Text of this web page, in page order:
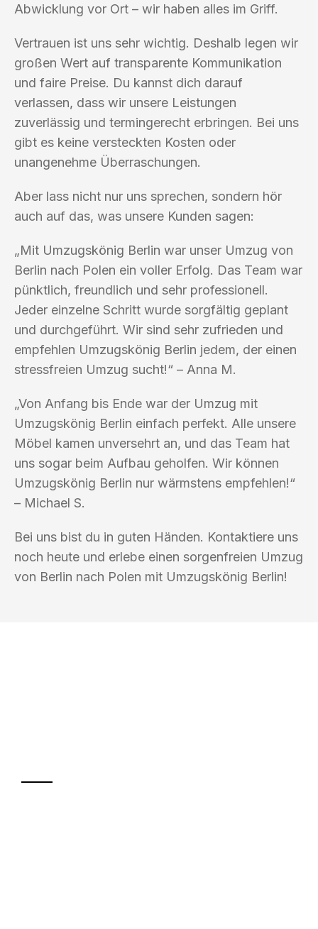
Abwicklung vor Ort – wir haben alles im Griff.
Vertrauen ist uns sehr wichtig. Deshalb legen wir
großen Wert auf transparente Kommunikation
und faire Preise. Du kannst dich darauf
verlassen, dass wir unsere Leistungen
zuverlässig und termingerecht erbringen. Bei uns
gibt es keine versteckten Kosten oder
unangenehme Überraschungen.
Aber lass nicht nur uns sprechen, sondern hör
auch auf das, was unsere Kunden sagen:
„Mit Umzugskönig Berlin war unser Umzug von
Berlin nach Polen ein voller Erfolg. Das Team war
pünktlich, freundlich und sehr professionell.
Jeder einzelne Schritt wurde sorgfältig geplant
und durchgeführt. Wir sind sehr zufrieden und
empfehlen Umzugskönig Berlin jedem, der einen
stressfreien Umzug sucht!“ – Anna M.
„Von Anfang bis Ende war der Umzug mit
Umzugskönig Berlin einfach perfekt. Alle unsere
Möbel kamen unversehrt an, und das Team hat
uns sogar beim Aufbau geholfen. Wir können
Umzugskönig Berlin nur wärmstens empfehlen!“
– Michael S.
Bei uns bist du in guten Händen. Kontaktiere uns
noch heute und erlebe einen sorgenfreien Umzug
von Berlin nach Polen mit Umzugskönig Berlin!